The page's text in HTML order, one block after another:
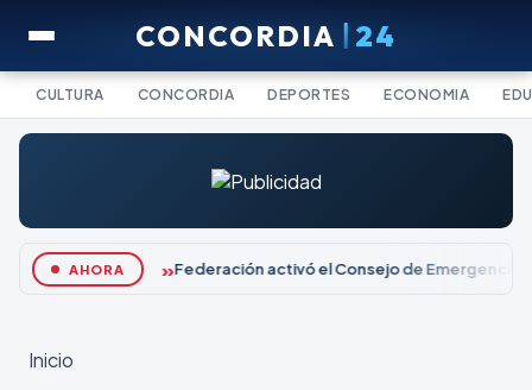
CONCORDIA 24
CULTURA CONCORDIA DEPORTES ECONOMIA
AHORA Federación activó el Consejo de Emergencia
Inicio